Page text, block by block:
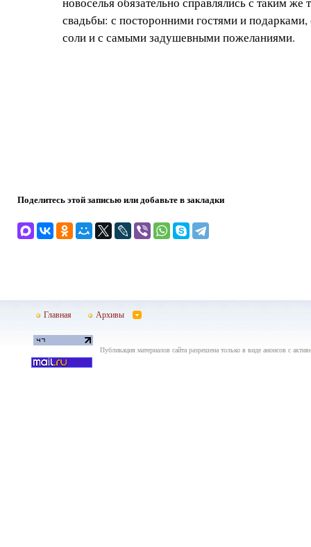
свадьбы: с посторонними гостями и
соли и с самыми задушевными пожеланиями.
Поделитесь этой записью или добавьте в закладки
Главная Архивы
Публикация материалов сайта разрешена только в виде анонсов с